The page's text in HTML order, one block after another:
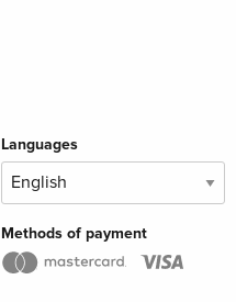
Languages
Methods of payment